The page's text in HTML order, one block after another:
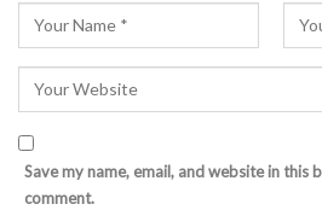
Save my name, email, and website in this
comment.